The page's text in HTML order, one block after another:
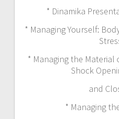
* Dinamika
* Managing Yourself:
* Managing the Material
Shock
and
* Managing